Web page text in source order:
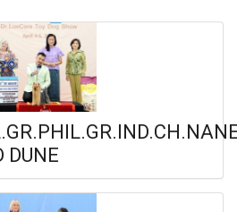
DUNE